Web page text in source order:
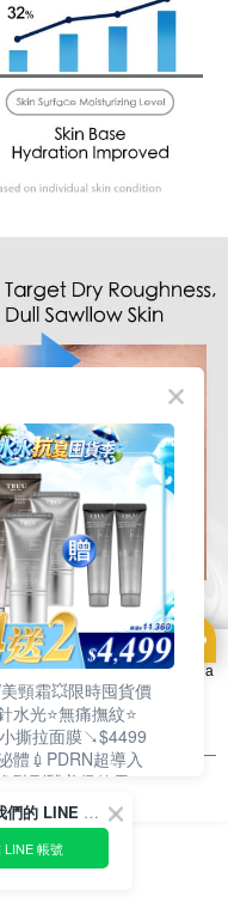
anda ingin mengetahui
laman web ini, dan bagaimana
Jika anda tidak mahu
penerangan mengenai kuki.
kuki. Sekiranya anda ingin
di laman web ini,
anda. Jika anda tidak
rujuk penerangan mengenai
頸霜💥限時囤貨價
水光⭐無痛撫紋⭐
撕拉面膜↘$4499
體💉PDRN超導入
階到醫美級效果❗
歡迎訂閱我們的 LINE 官方帳號
LINE 帳號